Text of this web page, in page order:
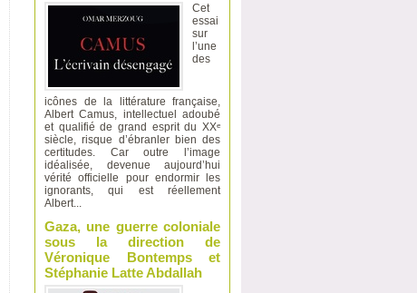
Cet
essai
sur
l’une
des
icônes de la littérature française,
Albert Camus, intellectuel adoubé
et qualifié de grand esprit du XXᵉ
siècle, risque d’ébranler bien des
certitudes. Car outre l’image
idéalisée, devenue aujourd’hui
vérité officielle pour endormir les
ignorants, qui est réellement
Albert...
Gaza, une guerre coloniale
sous la direction de
Véronique Bontemps et
Stéphanie Latte Abdallah